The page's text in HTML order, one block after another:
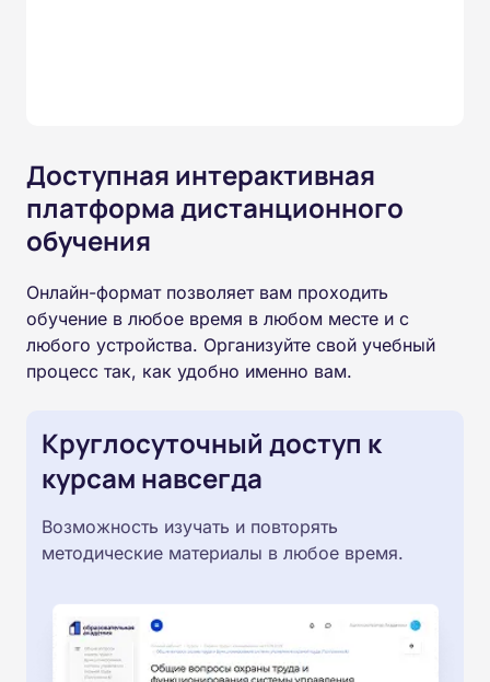
Доступная интерактивная
платформа дистанционного
обучения
Онлайн-формат позволяет вам проходить
обучение в любое время в любом месте и с
любого устройства. Организуйте свой учебный
процесс так, как удобно именно вам.
Круглосуточный доступ к
курсам навсегда
Возможность изучать и повторять
методические материалы в любое время.